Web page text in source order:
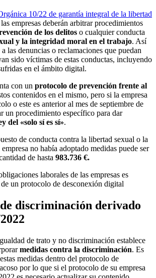
10/22 de garantía integral de la libertad
empresas deberán arbitrar procedimientos
de los delitos o cualquier conducta
y la integridad moral en el trabajo. Así
las denuncias o reclamaciones que puedan
sido víctimas de estas conductas, incluyendo
en el ámbito digital.
con un protocolo de prevención frente al
contenidos en el mismo, pero si la empresa
o este es anterior al mes de septiembre de
un procedimiento específico para dar
del «solo sí es sí».
de conducta contra la libertad sexual o la
no había adoptado medidas puede ser
de hasta 983.736 €.
discriminación derivado
de trato y no discriminación establece
medidas contra la discriminación. Es
medidas dentro del protocolo de
por lo que si el protocolo de su empresa